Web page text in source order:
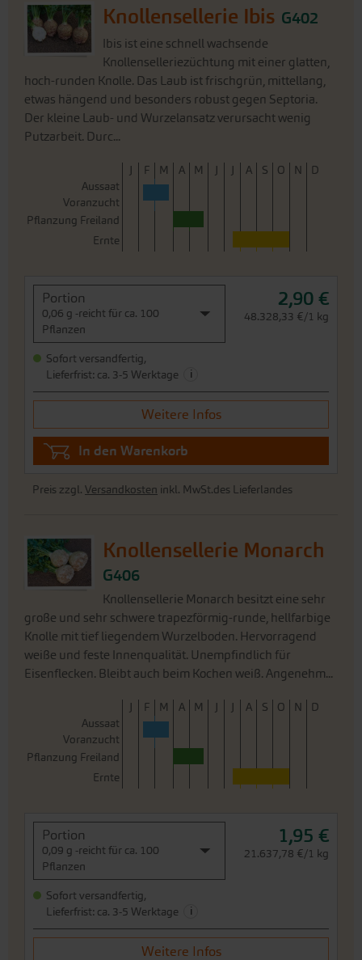
Knollensellerie Ibis G402
Ibis ist eine schnell wachsende
Knollenselleriezüchtung mit einer glatten,
hoch-runden Knolle. Das Laub ist frischgrün, mittellang,
etwas hängend und besonders robust gegen Septoria.
Der kleine Laub- und Wurzelansatz verursacht wenig
Putzarbeit. Durc...
J F M A M J J A S O N
D
Aussaat
Voranzucht
Pflanzung Freiland
Ernte
Portion
0,06 g -reicht für ca. 100
Pflanzen
2,90 €
48.328,33 €/1 kg
Sofort versandfertig,
Lieferfrist: ca. 3-5 Werktage
i
Weitere Infos
In den Warenkorb
Preis zzgl. Versandkosten inkl. MwSt.des Lieferlandes
Knollensellerie Monarch
G406
Knollensellerie Monarch besitzt eine sehr
große und sehr schwere trapezförmig-runde, hellfarbige
Knolle mit tief liegendem Wurzelboden. Hervorragend
weiße und feste Innenqualität. Unempfindlich für
Eisenflecken. Bleibt auch beim Kochen weiß. Angenehm...
J F M A M J J A S O N
D
Aussaat
Voranzucht
Pflanzung Freiland
Ernte
Portion
0,09 g -reicht für ca. 100
Pflanzen
1,95 €
21.637,78 €/1 kg
Sofort versandfertig,
Lieferfrist: ca. 3-5 Werktage
i
Weitere Infos